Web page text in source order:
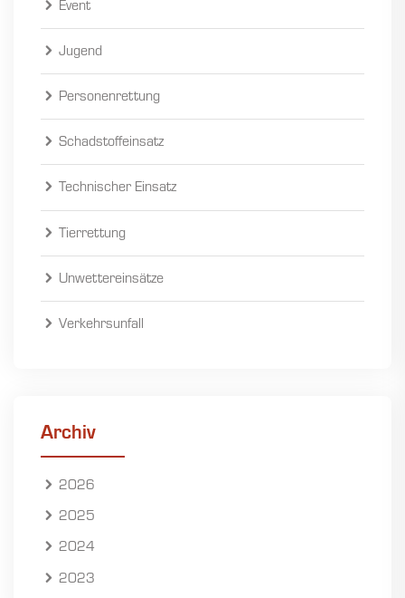
Event
Jugend
Personenrettung
Schadstoffeinsatz
Technischer Einsatz
Tierrettung
Unwettereinsätze
Verkehrsunfall
Archiv
2026
2025
2024
2023